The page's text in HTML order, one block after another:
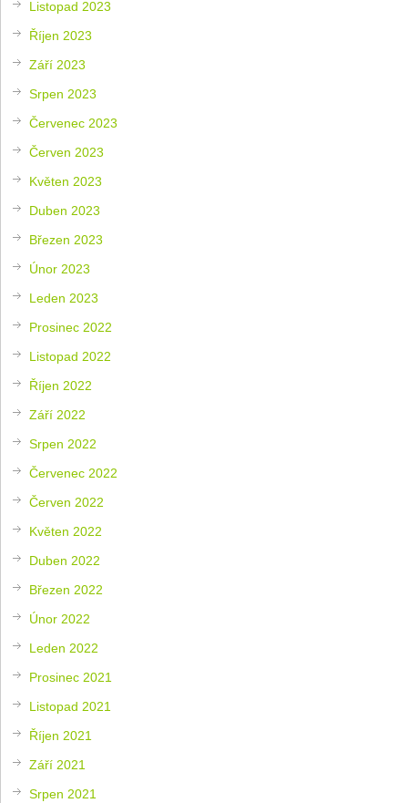
Listopad 2023
Říjen 2023
Září 2023
Srpen 2023
Červenec 2023
Červen 2023
Květen 2023
Duben 2023
Březen 2023
Únor 2023
Leden 2023
Prosinec 2022
Listopad 2022
Říjen 2022
Září 2022
Srpen 2022
Červenec 2022
Červen 2022
Květen 2022
Duben 2022
Březen 2022
Únor 2022
Leden 2022
Prosinec 2021
Listopad 2021
Říjen 2021
Září 2021
Srpen 2021